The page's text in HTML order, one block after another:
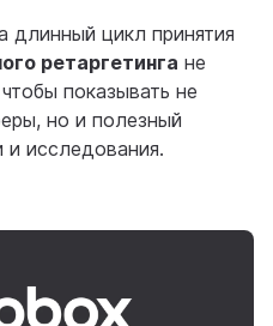
длинный цикл принятия
ретаргетинга не
показывать не
но и полезный
и исследования.